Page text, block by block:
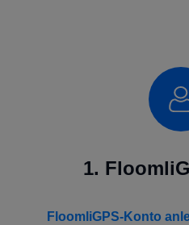
1.
FloomliGPS-Konto